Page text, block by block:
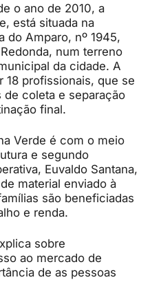
o ano de 2010, a
está situada na
do Amparo, nº 1945,
num terreno
da cidade. A
18 profissionais, que se
coleta e separação
final.
Verde é com o meio
e segundo
Euvaldo Santana,
material enviado à
são beneficiadas
e renda.
sobre
ao mercado de
de as pessoas